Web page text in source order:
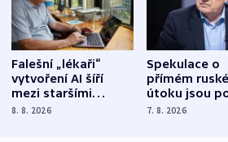
Falešní „lékaři“
vytvoření AI šíří
mezi staršími
Poláky nebezpečné
8. 8. 2026
Spekulace o
přímém
útoku jsou
míní
7. 8. 2026